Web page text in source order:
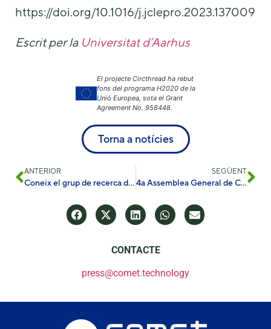
https://doi.org/10.1016/j.jclepro.2023.137009
Escrit per la Universitat d’Aarhus
El projecte Circthread ha rebut
fons del programa H2020 de la
Unió Europea, sota el Grant
Agreement No. 958448.
Torna a notícies
ANTERIOR
Coneix el grup de recerca de Wright implicat en el projecte SolDAC!
SEGÜENT
4a Assemblea General de CircThread a Maribor, Eslovènia
CONTACTE
press@comet.technology